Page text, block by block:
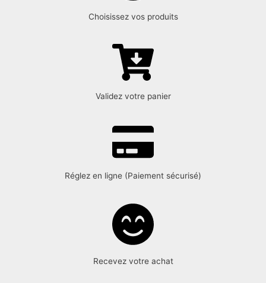
Choisissez vos produits
Validez votre panier
Réglez en ligne (Paiement sécurisé)
Recevez votre achat